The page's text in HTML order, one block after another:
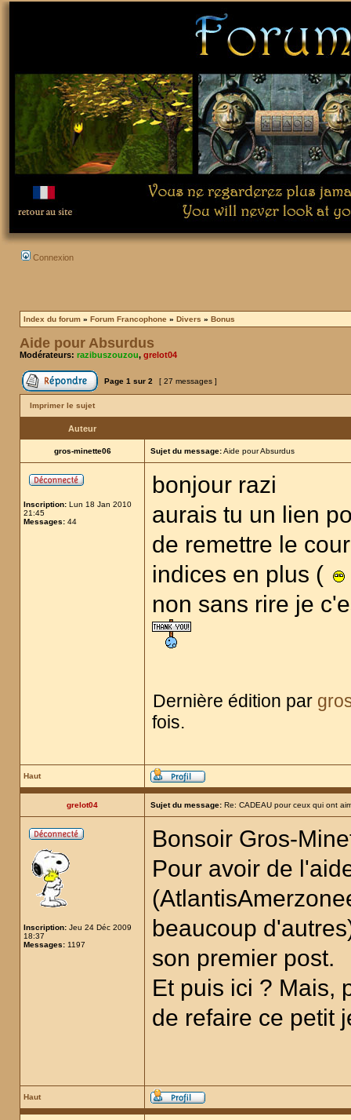
Connexion
Index du forum » Forum Francophone » Divers » Bonus
Aide pour Absurdus
Modérateurs: razibuszouzou, grelot04
Page 1 sur 2 [ 27 messages ]
Imprimer le sujet
Auteur
gros-minette06 Sujet du message:Aide pour Absurdus
Inscription: Lun 18 Jan 2010
21:45
Messages: 44
bonjour razi
aurais tu un lien
de remettre le
indices en plus (
non sans rire je
Dernière édition par
fois.
Haut
grelot04 Sujet du message: Re: CADEAU pour ceux qui ont
Inscription: Jeu 24 Déc 2009
18:37
Messages: 1197
Bonsoir Gros-
Pour avoir de
beaucoup
son premier post.
Et puis ici ? Mais,
de refaire ce petit
Haut